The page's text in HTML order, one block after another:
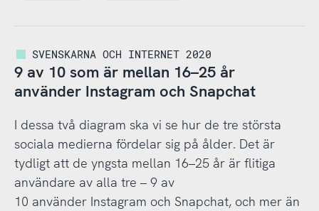
SVENSKARNA OCH INTERNET 2020
9 av 10 som är mellan 16–25 år
använder Instagram och Snapchat
I dessa två diagram ska vi se hur de tre största
sociala medierna fördelar sig på ålder. Det är
tydligt att de yngsta mellan 16–25 år är flitiga
användare av alla tre – 9 av
10 använder Instagram och Snapchat, och mer än